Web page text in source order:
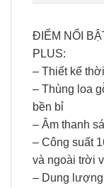
ĐIỂM NỔI
PLUS:
– Thiết kế
– Thùng loa
bền bỉ
– Âm thanh
– Công suất
và ngoài trời
– Dung